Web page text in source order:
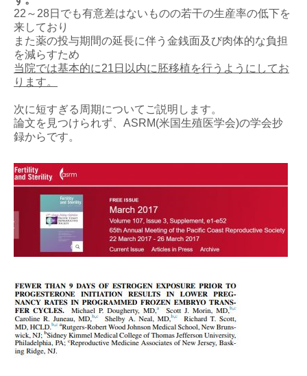
22～28日でも有意差はないものの若干の生産率の低下を
来しており
また薬の投与期間の延長に伴う金銭面及び肉体的な負担
を減らすため
当院では基本的に21日以内に胚移植を行うようにしてお
ります。
次に短すぎる周期についてご説明します。
論文を見つけられず、ASRM(米国生殖医学会)の学会抄
録からです。